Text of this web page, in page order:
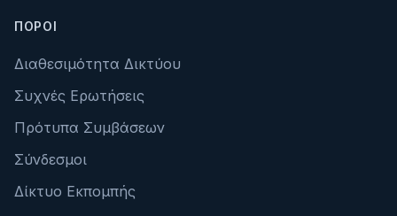
ΠΌΡΟΙ
Διαθεσιμότητα Δικτύου
Συχνές Ερωτήσεις
Πρότυπα Συμβάσεων
Σύνδεσμοι
Δίκτυο Εκπομπής